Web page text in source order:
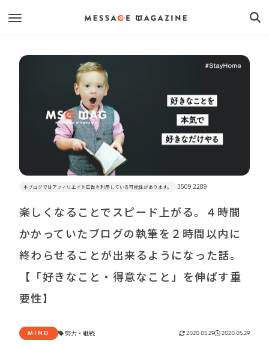
本ブログではアフィリエイト広告を利用している可能性があります。 3509 2289
楽しくなることでスピード上がる。４時間
かかっていたブログの執筆を２時間以内に
終わらせることが出来るようになった話。
【「好きなこと・得意なこと」を伸ばす重
要性】
MIND 努力・ 継続 2020.05.29 2020.05.29